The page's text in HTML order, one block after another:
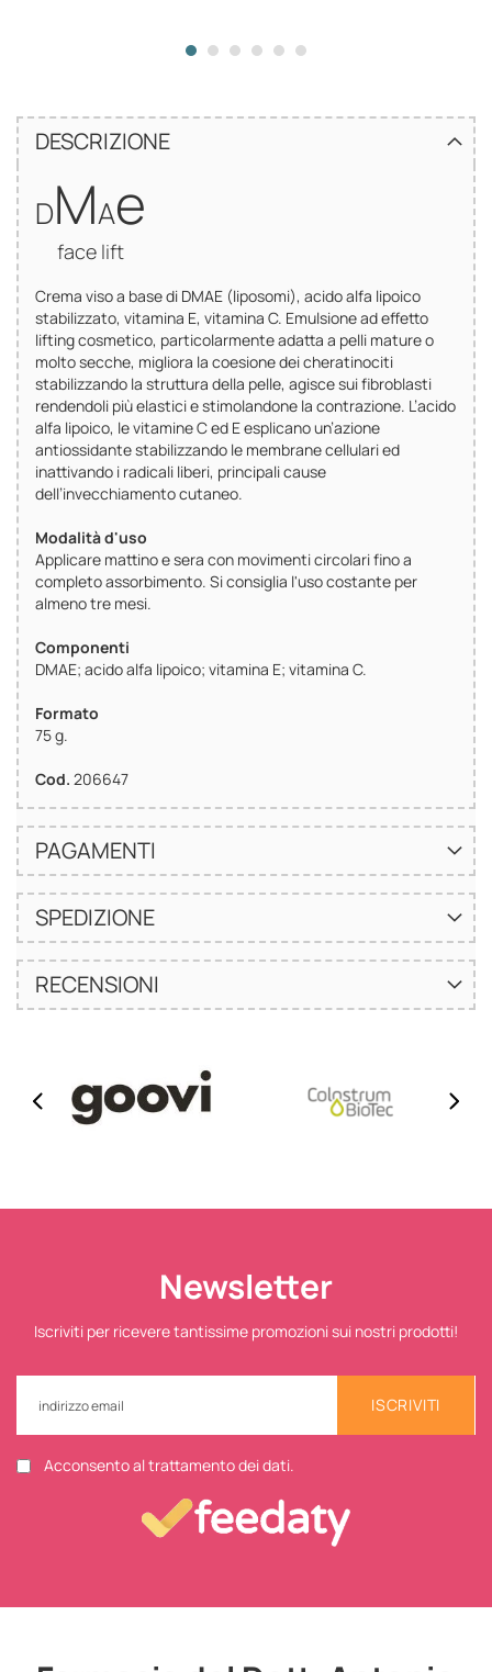
DESCRIZIONE
DMAe
face lift
Crema viso a base di DMAE (liposomi), acido alfa lipoico
stabilizzato, vitamina E, vitamina C. Emulsione ad effetto
lifting cosmetico, particolarmente adatta a pelli mature o
molto secche, migliora la coesione dei cheratinociti
stabilizzando la struttura della pelle, agisce sui fibroblasti
rendendoli più elastici e stimolandone la contrazione. L’acido
alfa lipoico, le vitamine C ed E esplicano un’azione
antiossidante stabilizzando le membrane cellulari ed
inattivando i radicali liberi, principali cause
dell’invecchiamento cutaneo.
Modalità d'uso
Applicare mattino e sera con movimenti circolari fino a
completo assorbimento. Si consiglia l'uso costante per
almeno tre mesi.
Componenti
DMAE; acido alfa lipoico; vitamina E; vitamina C.
Formato
75 g.
Cod. 206647
PAGAMENTI
SPEDIZIONE
RECENSIONI
Newsletter
Iscriviti per ricevere tantissime promozioni sui nostri prodotti!
ISCRIVITI
Acconsento al trattamento dei dati.